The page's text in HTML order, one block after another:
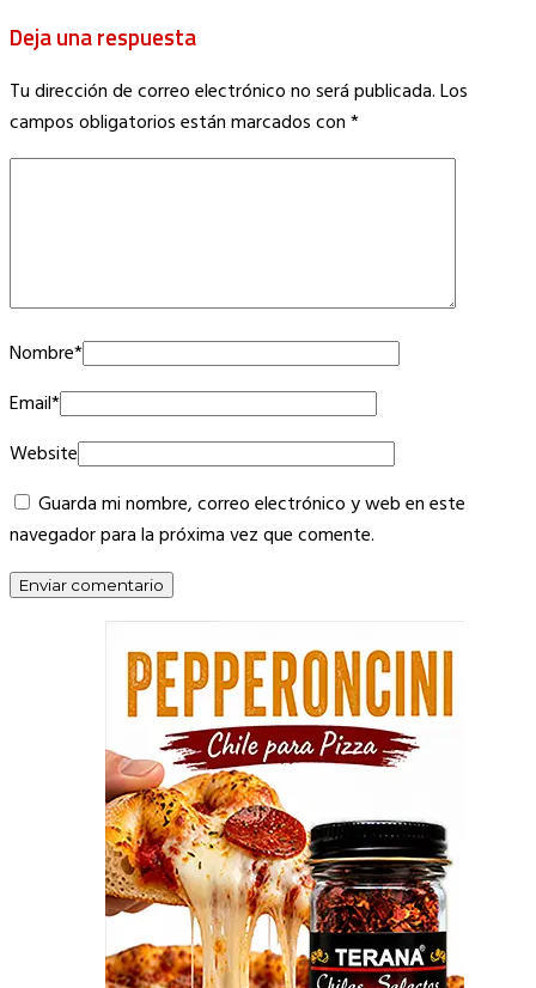
Deja una respuesta
Tu dirección de correo electrónico no será publicada.Los
campos obligatorios están marcados con*
Nombre*
Email*
Website
Guarda mi nombre, correo electrónico y web en este
navegador para la próxima vez que comente.